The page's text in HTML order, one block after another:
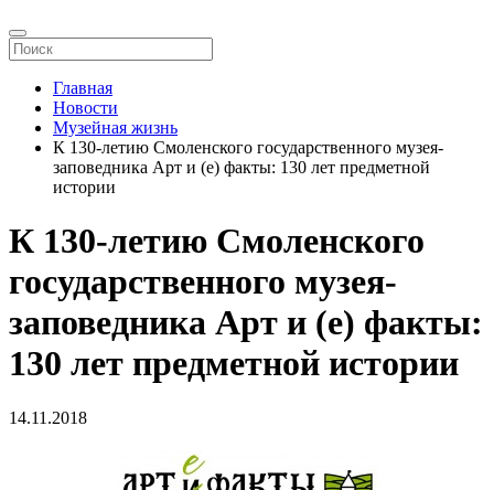
Главная
Новости
Музейная жизнь
К 130-летию Смоленского государственного музея-
заповедника Арт и (е) факты: 130 лет предметной
истории
К 130-летию Смоленского
государственного музея-
заповедника Арт и (е) факты:
130 лет предметной истории
14.11.2018